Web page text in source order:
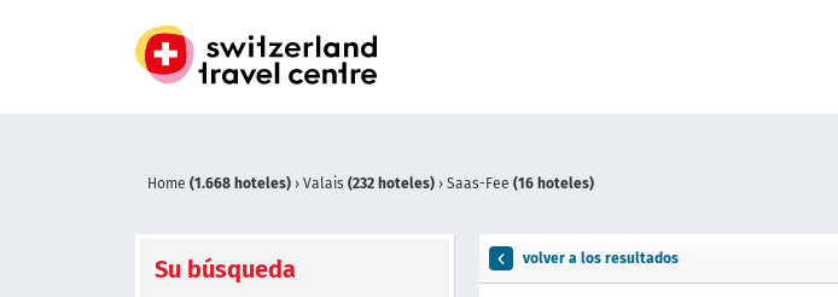
Home (1.668 hoteles) › Valais (232 hoteles) › Saas-Fee (16 hoteles)
Su búsqueda volver a los resultados